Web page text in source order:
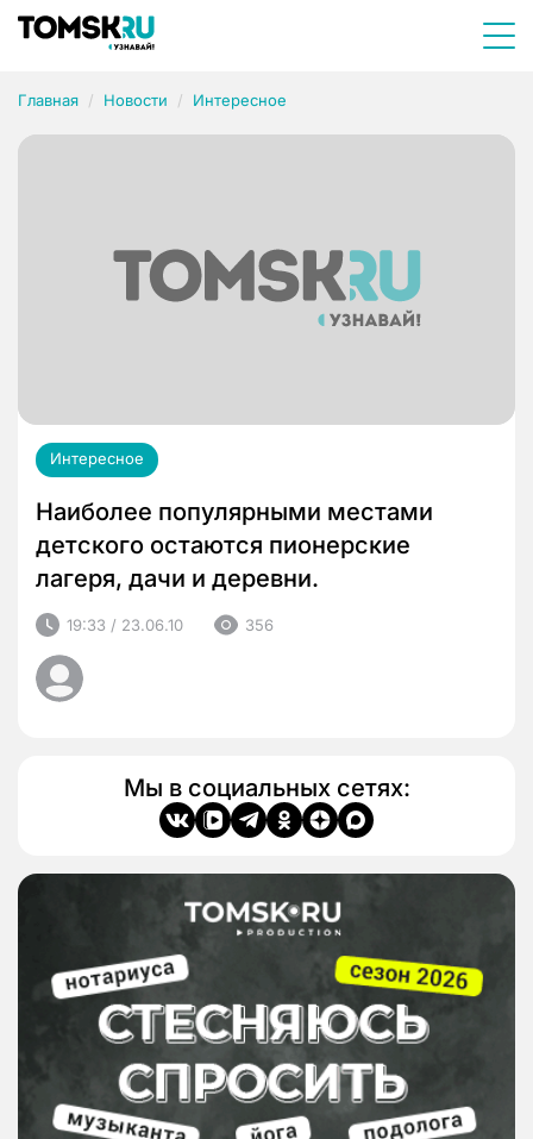
Главная Новости Интересное
Интересное
Наиболее популярными местами
детского остаются пионерские
лагеря, дачи и деревни.
19:33 / 23.06.10 356
Мы в социальных сетях: